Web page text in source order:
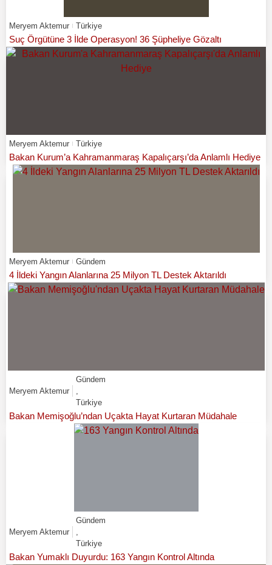
Meryem Aktemur Türkiye
Suç Örgütüne 3 İlde Operasyon! 36 Şüpheliye Gözaltı
Meryem Aktemur Türkiye
Bakan Kurum’a Kahramanmaraş Kapalıçarşı’da Anlamlı Hediye
Meryem Aktemur Gündem
4 İldeki Yangın Alanlarına 25 Milyon TL Destek Aktarıldı
Meryem Aktemur
Gündem
,
Türkiye
Bakan Memişoğlu’ndan Uçakta Hayat Kurtaran Müdahale
Meryem Aktemur
Gündem
,
Türkiye
Bakan Yumaklı Duyurdu: 163 Yangın Kontrol Altında